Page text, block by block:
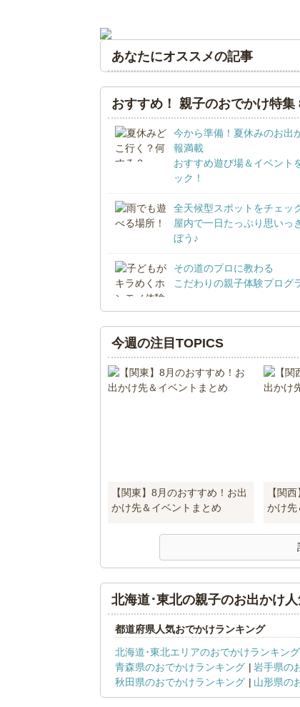
あなたにオススメの記事
おすすめ！ 親子のおでかけ特集
今から準備！夏休みのお出
報満載
おすすめ遊び場＆イベント
ック！
全天候型スポットをチェッ
屋内で一日たっぷり思いっ
ぼう♪
その道のプロに教わる
こだわりの親子体験プログ
今週の注目TOPICS
【関東】8月のおすすめ！お出
かけ先＆イベントまとめ
【関
かけ先
北海道･東北の親子のお出かけ
都道府県人気おでかけランキング
北海道･東北エリアのおでかけランキング
青森県のおでかけランキング
岩手県の
秋田県のおでかけランキング
山形県の